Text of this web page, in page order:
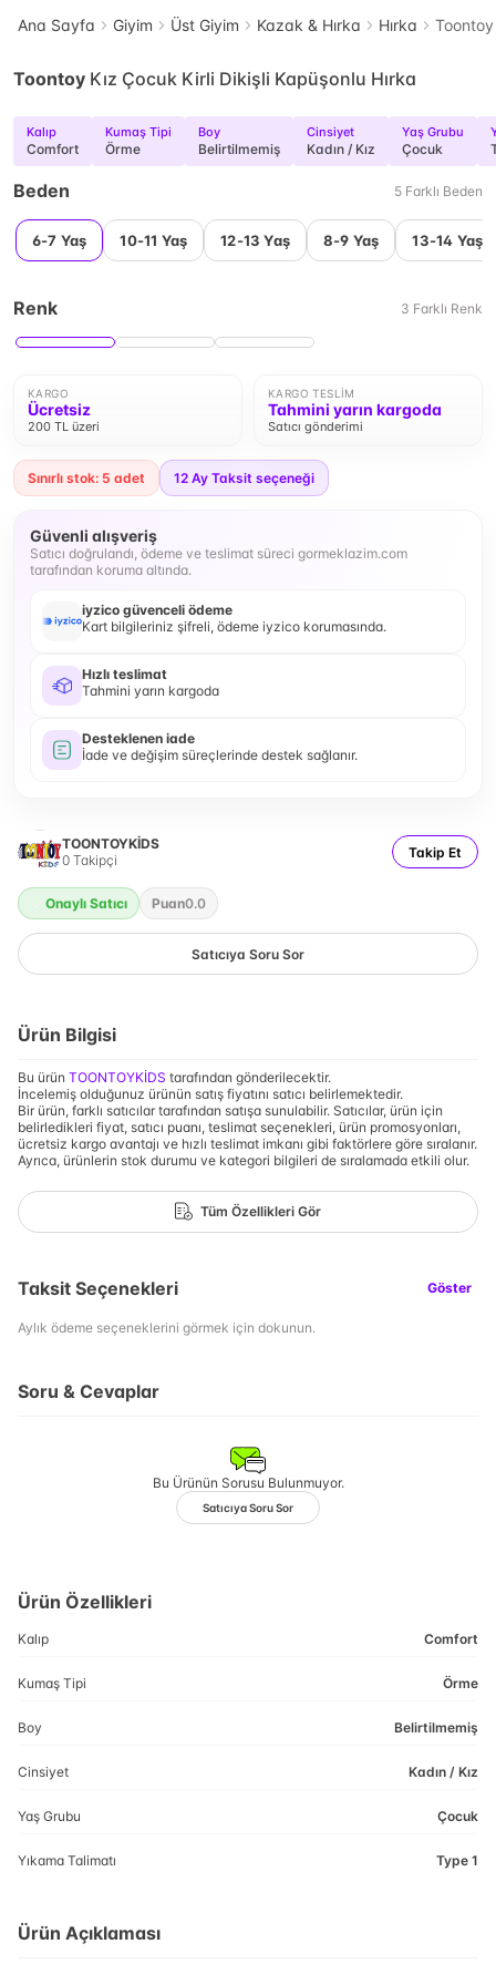
Ana Sayfa Giyim Üst Giyim Kazak & Hırka Hırka Toontoy
Toontoy Kız Çocuk Kirli Dikişli Kapüşonlu Hırka
Kalıp
Comfort
Kumaş Tipi
Örme
Boy
Belirtilmemiş
Cinsiyet
Kadın / Kız
Yaş Grubu
Çocuk
Beden 5 Farklı Beden
6-7 Yaş 10-11 Yaş 12-13 Yaş 8-9 Yaş 13-14 Yaş
Renk 3 Farklı Renk
KARGO
Ücretsiz
200 TL üzeri
KARGO TESLIM
Tahmini yarın kargoda
Satıcı gönderimi
Sınırlı stok: 5 adet 12 Ay Taksit seçeneği
Güvenli alışveriş
Satıcı doğrulandı, ödeme ve teslimat süreci gormeklazim.com
tarafından koruma altında.
iyzico güvenceli ödeme
Kart bilgileriniz şifreli, ödeme iyzico korumasında.
Hızlı teslimat
Tahmini yarın kargoda
Desteklenen iade
İade ve değişim süreçlerinde destek sağlanır.
TOONTOYKİDS
0 Takipçi Takip Et
Onaylı Satıcı Puan0.0
Satıcıya Soru Sor
Ürün Bilgisi
Bu ürün TOONTOYKİDS tarafından gönderilecektir.
İncelemiş olduğunuz ürünün satış fiyatını satıcı belirlemektedir.
Bir ürün, farklı satıcılar tarafından satışa sunulabilir. Satıcılar, ürün için
belirledikleri fiyat, satıcı puanı, teslimat seçenekleri, ürün promosyonları,
ücretsiz kargo avantajı ve hızlı teslimat imkanı gibi faktörlere göre sıralanır.
Ayrıca, ürünlerin stok durumu ve kategori bilgileri de sıralamada etkili olur.
Tüm Özellikleri Gör
Taksit Seçenekleri Göster
Aylık ödeme seçeneklerini görmek için dokunun.
Soru & Cevaplar
Bu Ürünün Sorusu Bulunmuyor.
Satıcıya Soru Sor
Ürün Özellikleri
Kalıp Comfort
Kumaş Tipi Örme
Boy Belirtilmemiş
Cinsiyet Kadın / Kız
Yaş Grubu Çocuk
Yıkama Talimatı Type 1
Ürün Açıklaması